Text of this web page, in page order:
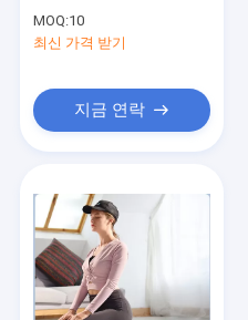
레이저 모발 재생 장치
MOQ:10
최신 가격 받기
지금 연락